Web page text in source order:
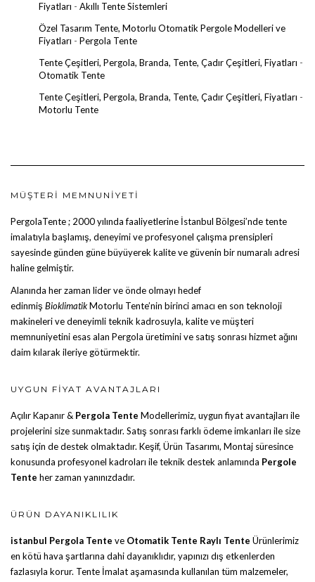
Fiyatları - Akıllı Tente Sistemleri
Özel Tasarım Tente, Motorlu Otomatik Pergole Modelleri ve
Fiyatları - Pergola Tente
Tente Çeşitleri, Pergola, Branda, Tente, Çadır Çeşitleri, Fiyatları -
Otomatik Tente
Tente Çeşitleri, Pergola, Branda, Tente, Çadır Çeşitleri, Fiyatları -
Motorlu Tente
MÜŞTERI MEMNUNIYETI
PergolaTente; 2000 yılında faaliyetlerine İstanbul Bölgesi’nde tente
imalatıyla başlamış, deneyimi ve profesyonel çalışma prensipleri
sayesinde günden güne büyüyerek kalite ve güvenin bir numaralı adresi
haline gelmiştir.
Alanında her zaman lider ve önde olmayı hedef
edinmiş BioklimatikMotorlu Tente’nin birinci amacı en son teknoloji
makineleri ve deneyimli teknik kadrosuyla, kalite ve müşteri
memnuniyetini esas alan Pergola üretimini ve satış sonrası hizmet ağını
daim kılarak ileriye götürmektir.
UYGUN FIYAT AVANTAJLARI
Açılır Kapanır & Pergola Tente Modellerimiz, uygun fiyat avantajları ile
projelerini size sunmaktadır. Satış sonrası farklı ödeme imkanları ile size
satış için de destek olmaktadır. Keşif, Ürün Tasarımı, Montaj süresince
konusunda profesyonel kadroları ile teknik destek anlamında Pergole
Tente her zaman yanınızdadır.
ÜRÜN DAYANIKLILIK
istanbul Pergola Tente ve Otomatik Tente Raylı Tente Ürünlerimiz
en kötü hava şartlarına dahi dayanıklıdır, yapınızı dış etkenlerden
fazlasıyla korur. Tente İmalat aşamasında kullanılan tüm malzemeler,